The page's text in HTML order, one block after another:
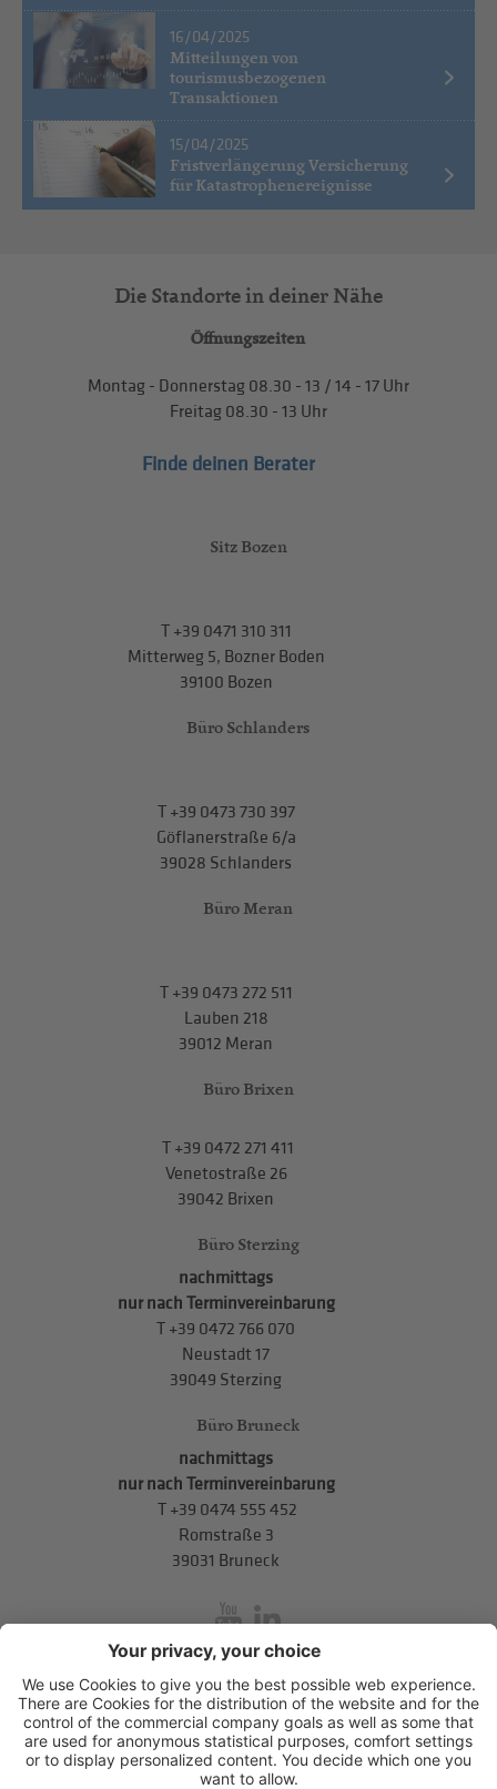
16/04/2025
Mitteilungen von
tourismusbezogenen
Transaktionen
15/04/2025
Fristverlängerung Versicherung
für Katastrophenereignisse
Die Standorte in deiner Nähe
Öffnungszeiten
Montag - Donnerstag 08.30 - 13 / 14 - 17 Uhr
Freitag 08.30 - 13 Uhr
Finde deinen Berater
Sitz Bozen
T+39 0471 310 311
Mitterweg 5, Bozner Boden
39100 Bozen
Büro Schlanders
T+39 0473 730 397
Göflanerstraße 6/a
39028 Schlanders
Büro Meran
T+39 0473 272 511
Lauben 218
39012 Meran
Büro Brixen
T+39 0472 271 411
Venetostraße 26
39042 Brixen
Büro Sterzing
nachmittags
nur nach Terminvereinbarung
T +39 0472 766 070
Neustadt 17
39049 Sterzing
Büro Bruneck
nachmittags
nur nach Terminvereinbarung
T +39 0474 555 452
Romstraße 3
39031 Bruneck
inService
Mitterweg 5, Bozner Boden,I-39100Bozen.T+39 0471 310
311. info@hds-bz.it
Impressum
Datenschutzerklärung